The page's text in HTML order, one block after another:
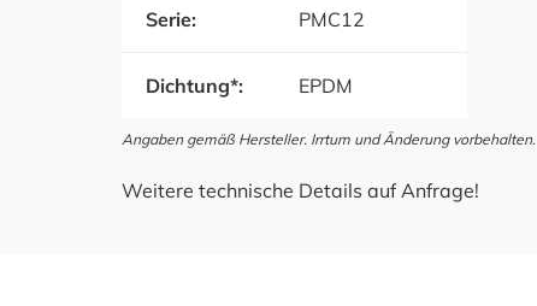
Serie: PMC12
Dichtung*: EPDM
Angaben gemäß Hersteller. Irrtum und Änderung vorbehalten.
Weitere technische Details auf Anfrage!